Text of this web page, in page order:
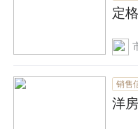
定
销售
洋房